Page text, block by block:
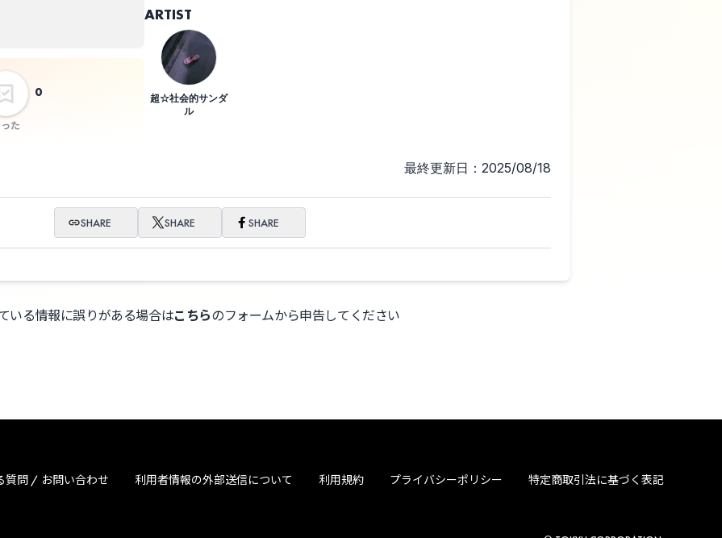
た
0
ARTIST
超☆社会的サンダ
ル
最終更新日：2025/08/18
SHARE SHARE SHARE
いる情報に誤りがある場合はこちらのフォームから申告してください
質問 / お問い合わせ 利用者情報の外部送信について 利用規約 プライバシーポリシー 特定商取引法に基づく表記